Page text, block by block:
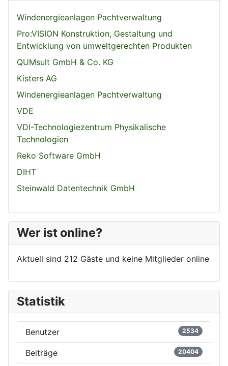
Windenergieanlagen Pachtverwaltung
Pro:VISION Konstruktion, Gestaltung und
Entwicklung von umweltgerechten Produkten
QUMsult GmbH & Co. KG
Kisters AG
Windenergieanlagen Pachtverwaltung
VDE
VDI-Technologiezentrum Physikalische
Technologien
Reko Software GmbH
DIHT
Steinwald Datentechnik GmbH
Wer ist online?
Aktuell sind 212 Gäste und keine Mitglieder online
Statistik
Benutzer 2534
Beiträge 20404